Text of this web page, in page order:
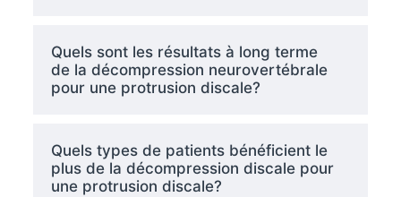
Quels sont les résultats à long terme
de la décompression neurovertébrale
pour une protrusion discale?
Quels types de patients bénéficient le
plus de la décompression discale pour
une protrusion discale?